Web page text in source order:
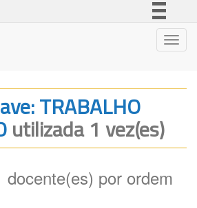
Legislação
Canais
TRABALHO
utilizada 1 vez(es)
docente(es) por ordem